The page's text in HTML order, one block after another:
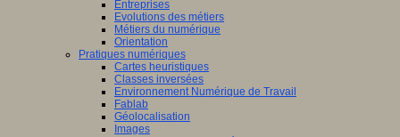
Entreprises
Evolutions des métiers
Métiers du numérique
Orientation
Pratiques numériques
Cartes heuristiques
Classes inversées
Environnement Numérique de Travail
Fablab
Géolocalisation
Images